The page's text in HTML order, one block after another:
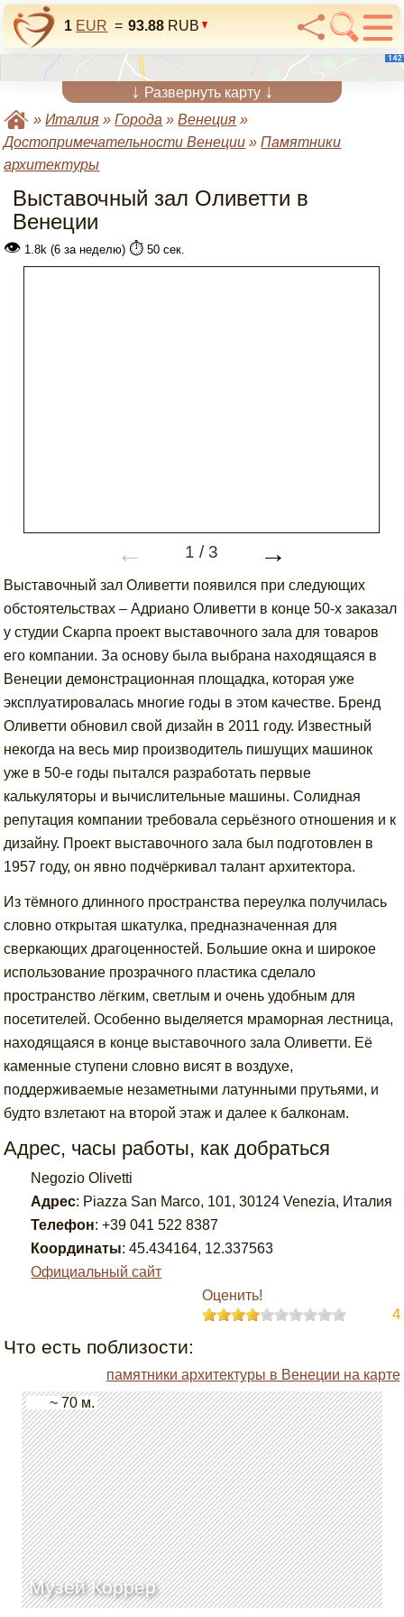
1 EUR = 93.88 RUB
↓ Развернуть карту ↓
»Италия »Города »Венеция »
Достопримечательности Венеции »Памятники
архитектуры
Выставочный зал Оливетти в
Венеции
👁 1.8k (6 за неделю) ⏱️ 50 сек.
← 1 /3 →
Выставочный зал Оливетти появился при следующих
обстоятельствах – Адриано Оливетти в конце 50-х заказал
у студии Скарпа проект выставочного зала для товаров
его компании. За основу была выбрана находящаяся в
Венеции демонстрационная площадка, которая уже
эксплуатировалась многие годы в этом качестве. Бренд
Оливетти обновил свой дизайн в 2011 году. Известный
некогда на весь мир производитель пишущих машинок
уже в 50-е годы пытался разработать первые
калькуляторы и вычислительные машины. Солидная
репутация компании требовала серьёзного отношения и к
дизайну. Проект выставочного зала был подготовлен в
1957 году, он явно подчёркивал талант архитектора.
Из тёмного длинного пространства переулка получилась
словно открытая шкатулка, предназначенная для
сверкающих драгоценностей. Большие окна и широкое
использование прозрачного пластика сделало
пространство лёгким, светлым и очень удобным для
посетителей. Особенно выделяется мраморная лестница,
находящаяся в конце выставочного зала Оливетти. Её
каменные ступени словно висят в воздухе,
поддерживаемые незаметными латунными прутьями, и
будто взлетают на второй этаж и далее к балконам.
Адрес, часы работы, как добраться
Negozio Olivetti
Адрес: Piazza San Marco, 101, 30124 Venezia, Италия
Телефон:+39 041 522 8387
Координаты: 45.434164, 12.337563
Официальный сайт
Оценить!
4
Что есть поблизости:
памятники архитектуры в Венеции на карте
Музей Коррер
~ 70 м.